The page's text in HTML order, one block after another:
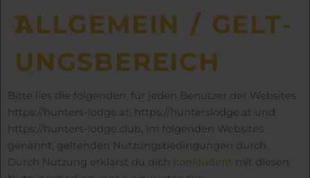
1.
ALL­GEMEIN / GELT­
UNGS­BE­REICH
Bitte lies die folgenden, für jeden Benutzer der Websites
https://hunters-lodge.at, https://hunterslodge.at und
https://hunters-lodge.club, im folgenden Websites
genannt, geltenden Nutzungsbedingungen durch.
Durch Nutzung erklärst du dich konkludent mit diesen